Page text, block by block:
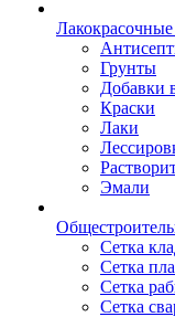
Грунты
Добавки
Краски
Лаки
Эмали
Сетка
Сетка
Сетка
Сетка